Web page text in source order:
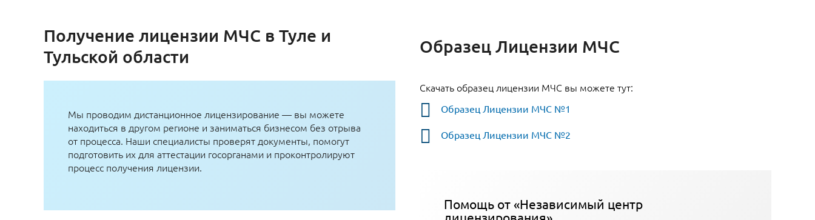
Получение лицензии МЧС в Туле и
Тульской области
Образец Лицензии МЧС
Мы проводим дистанционное лицензирование — вы можете
находиться в другом регионе и заниматься бизнесом без отрыва
от процесса. Наши специалисты проверят документы, помогут
подготовить их для аттестации госорганами и проконтролируют
процесс получения лицензии.
Скачать образец лицензии МЧС вы можете тут:
Образец Лицензии МЧС №1
Образец Лицензии МЧС №2
Помощь от «Независимый центр